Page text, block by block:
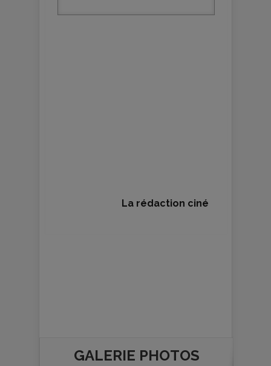
La rédaction ciné
GALERIE PHOTOS